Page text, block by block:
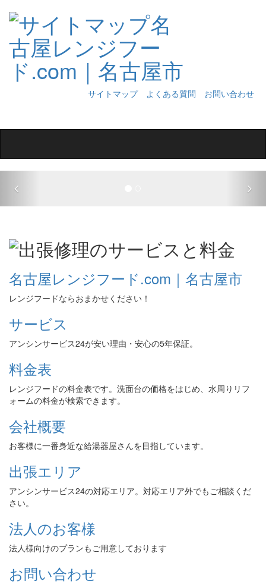
サイトマップ よくある質問
お問い合わせ
名古屋レンジフード.com｜名古屋市
レンジフードならおまかせください！
サービス
アンシンサービス24が安い理由・安心の5年保証。
料金表
レンジフードの料金表です。洗面台の価格をはじめ、水周りリフ
ォームの料金が検索できます。
会社概要
お客様に一番身近な給湯器屋さんを目指しています。
出張エリア
アンシンサービス24の対応エリア。対応エリア外でもご相談くだ
さい。
法人のお客様
法人様向けのプランもご用意しております
お問い合わせ